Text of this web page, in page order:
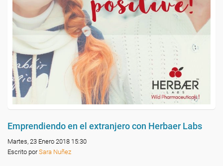
Emprendiendo en el extranjero con Herbaer Labs
Martes, 23 Enero 2018 15:30
Escrito porSara Nuñez